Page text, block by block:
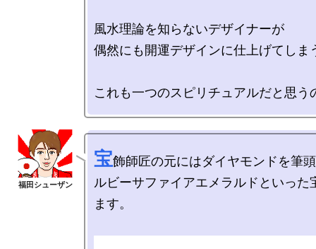
風水理論を知らないデザイナーが
偶然にも開運デザインに仕上げてしま
宝飾師匠の元にはダイヤモンドを筆
ルビーサファイアエメラルドといった
ます。